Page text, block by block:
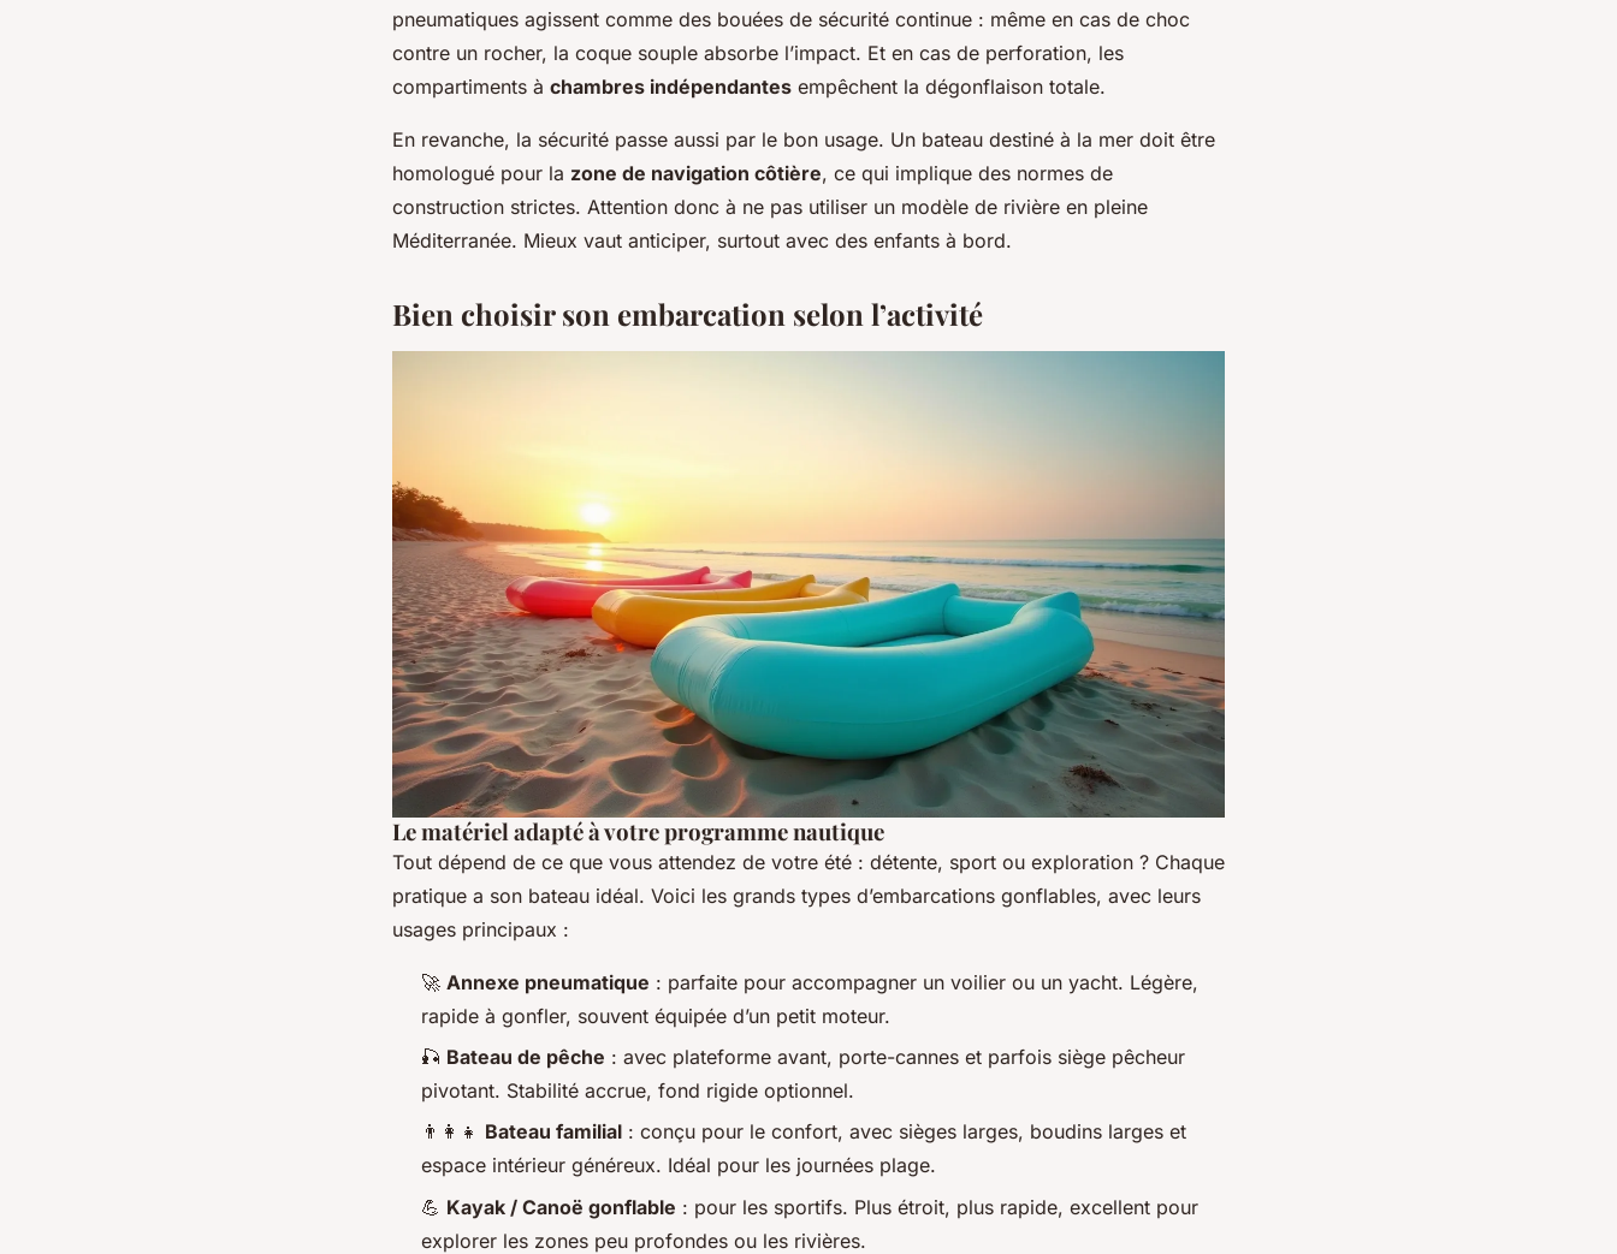
pneumatiques agissent comme des bouées de sécurité continue : même en cas de choc
contre un rocher, la coque souple absorbe l’impact. Et en cas de perforation, les
compartiments à chambres indépendantes empêchent la dégonflaison totale.
En revanche, la sécurité passe aussi par le bon usage. Un bateau destiné à la mer doit être
homologué pour la zone de navigation côtière, ce qui implique des normes de
construction strictes. Attention donc à ne pas utiliser un modèle de rivière en pleine
Méditerranée. Mieux vaut anticiper, surtout avec des enfants à bord.
Bien choisir son embarcation selon l’activité
Le matériel adapté à votre programme nautique
Tout dépend de ce que vous attendez de votre été : détente, sport ou exploration ? Chaque
pratique a son bateau idéal. Voici les grands types d’embarcations gonflables, avec leurs
usages principaux :
🚀 Annexe pneumatique : parfaite pour accompagner un voilier ou un yacht. Légère,
rapide à gonfler, souvent équipée d’un petit moteur.
🎣 Bateau de pêche : avec plateforme avant, porte-cannes et parfois siège pêcheur
pivotant. Stabilité accrue, fond rigide optionnel.
👨‍👩‍👧 Bateau familial : conçu pour le confort, avec sièges larges, boudins larges et
espace intérieur généreux. Idéal pour les journées plage.
💪 Kayak / Canoë gonflable : pour les sportifs. Plus étroit, plus rapide, excellent pour
explorer les zones peu profondes ou les rivières.